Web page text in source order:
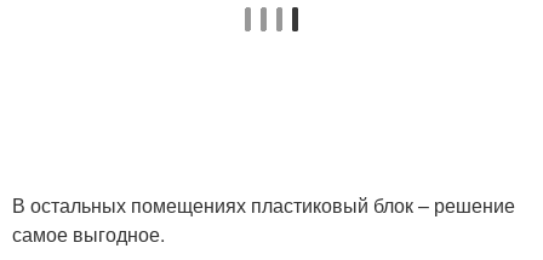
В остальных помещениях пластиковый блок – решение
самое выгодное.